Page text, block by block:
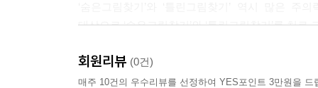
대상으로 ‘숨은그림찾기’와 ‘틀린그림찾기’를 치료
한편 『미로 대탈출 77』에 수록된 퍼즐들은 뒤
배려한 후 중반부터는 난도를 올려 보다 많은 집
회원리뷰 (0건)
매주 10건의 우수리뷰를 선정하여 YES포인트 3만원을 드